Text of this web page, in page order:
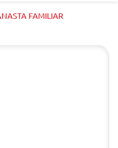
FAMILIAR